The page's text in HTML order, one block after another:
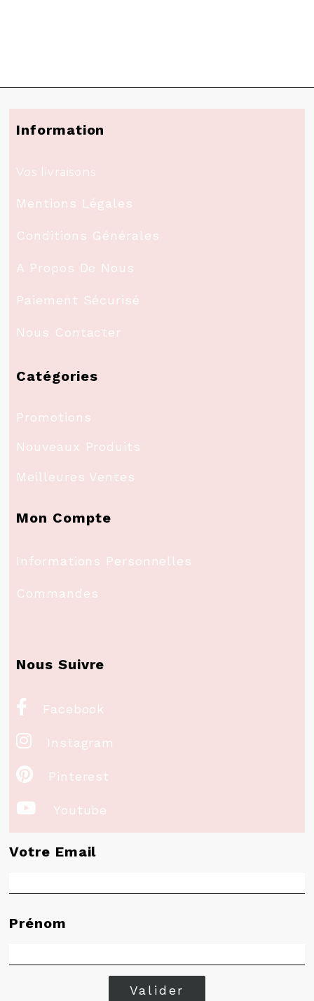
Information
Vos livraisons
Mentions Légales
Conditions Générales
A Propos De Nous
Paiement Sécurisé
Nous Contacter
Catégories
Promotions
Nouveaux Produits
Meilleures Ventes
Mon Compte
Informations Personnelles
Commandes
Nous Suivre
 Facebook
 Instagram
 Pinterest
 Youtube
Votre Email
Prénom
Valider